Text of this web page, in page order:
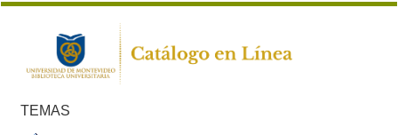
TEMAS